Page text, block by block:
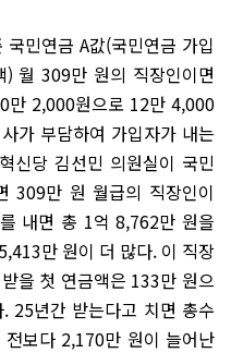
민연금 A값(국민연금 가입
월 309만 원의 직장인이면
만 2,000원으로 12만 4,000
가 부담하여 가입자가 내는
신당 김선민 의원실이 국민
309만 원 월급의 직장인이
내면 총 1억 8,762만 원을
만 원이 더 많다. 이 직장
을 첫 연금액은 133만 원으
25년간 받는다고 치면 총수
보다 2,170만 원이 늘어난